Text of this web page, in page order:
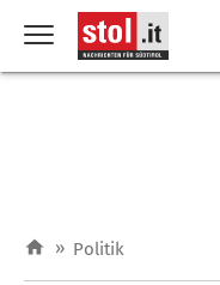
» Politik